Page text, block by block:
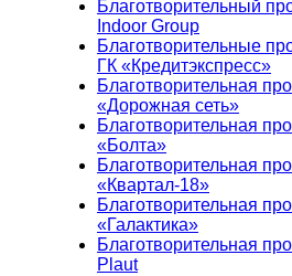
Благотворительный
Indoor Group
Благотворительные
ГК «Кредитэкспресс»
Благотворительная
«Дорожная сеть»
Благотворительная
«Болта»
Благотворительная
«Квартал-18»
Благотворительная
«Галактика»
Благотворительная
Plaut